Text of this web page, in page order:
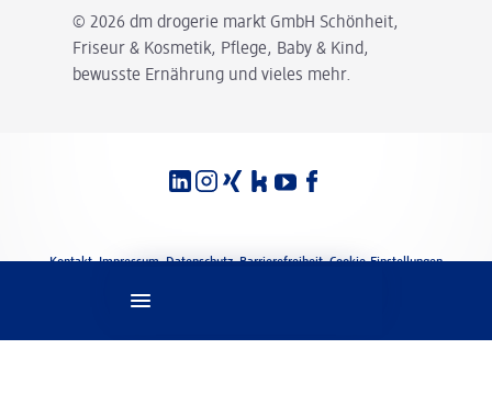
© 2026 dm drogerie markt GmbH Schönheit,
Friseur & Kosmetik, Pflege, Baby & Kind,
bewusste Ernährung und vieles mehr.
Rechtliches
Kontakt Impressum Datenschutz Barrierefreiheit Cookie-Einstellungen